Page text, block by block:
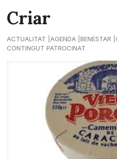
Criar
ACTUALITAT AGENDA BENESTAR
CONTINGUT PATROCINAT